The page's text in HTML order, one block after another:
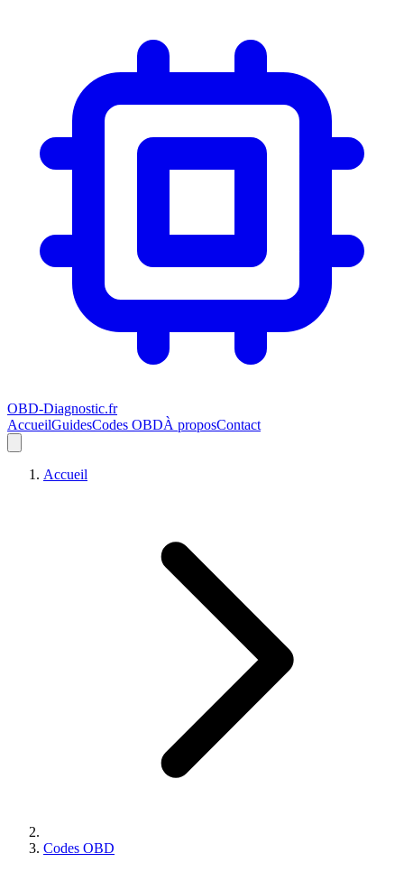
OBD-Diagnostic.fr
AccueilGuidesCodes OBDÀ proposContact
Accueil
Codes OBD